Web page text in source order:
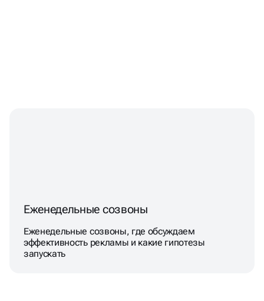
Еженедельные созвоны
Еженедельные созвоны, где обсуждаем
эффективность рекламы и какие гипотезы
запускать